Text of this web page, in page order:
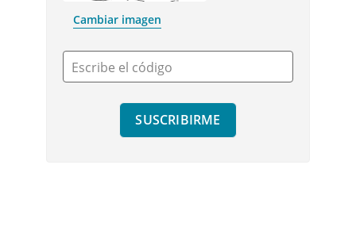
Cambiar imagen
Escribe el código